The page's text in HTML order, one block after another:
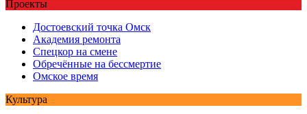
Проекты
Достоевский точка Омск
Академия ремонта
Спецкор на смене
Обречённые на бессмертие
Омское время
Культура